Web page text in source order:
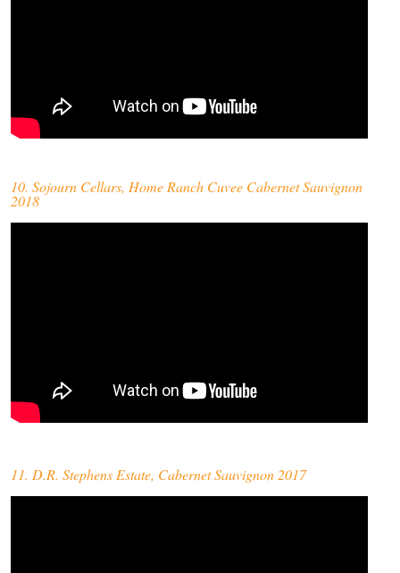
10. Sojourn Cellars, Home Ranch Cuvee Cabernet Sauvignon
2018
11. D.R. Stephens Estate, Cabernet Sauvignon 2017